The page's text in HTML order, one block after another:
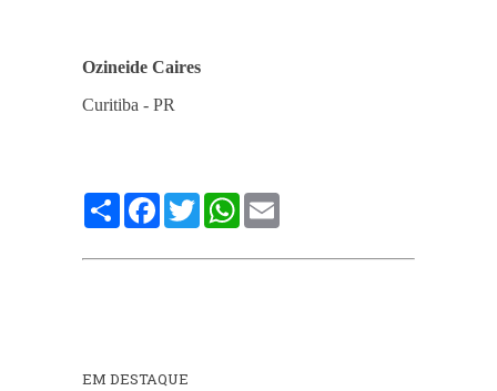
Ozineide Caires
Curitiba - PR
Compartilhe
Facebook
TwitterWhatsApp
EM DESTAQUE